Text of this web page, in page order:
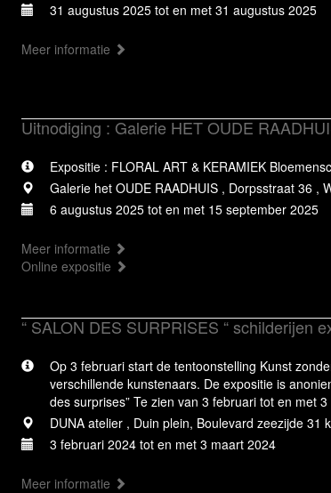
31 augustus 2025 tot en met 31 augustus 2025
Meer informatie
Uitnodiging : Galerie HET OUDE
Expositie : FLORAL ART & KERAMIEK
Galerie het OUDE RAADHUIS , Dorpsstraat 36 ,
6 augustus 2025 tot en met 15 september 2025
Meer informatie
Online expositie
“ SALON DES SURPRISES “ schilderijen
Op 3 februari start de tentoonstelling Kunst
verschillende kunstenaars. De expositie is
des surprises” Te zien van 3 februari tot en met
DUNA atelier , Duin plein, Boulevard zeezijde
3 februari 2024 tot en met 3 maart 2024
Meer informatie